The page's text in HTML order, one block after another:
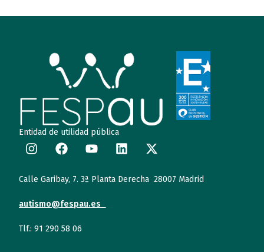
Entidad de utilidad pública
Calle Garibay, 7. 3ª Planta Derecha 28007 Madrid
autismo@fespau.es
Tlf.: 91 290 58 06